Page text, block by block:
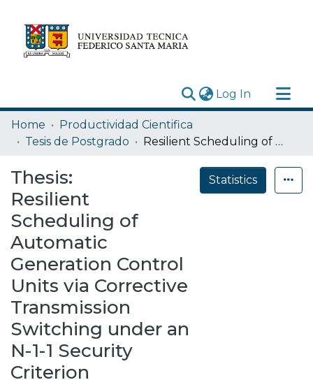
Log In (current)
Research Outputs
Statistics
Depósito
Home
Productividad Cientifica
Tesis de Postgrado
Resilient Scheduling of Automatic Generation Control Units via Corrective Transmission Switching under an N-1-1 Security Criterion
Thesis:
Resilient
Scheduling of
Automatic
Generation Control
Units via Corrective
Transmission
Switching under an
N-1-1 Security
Criterion
Statistics